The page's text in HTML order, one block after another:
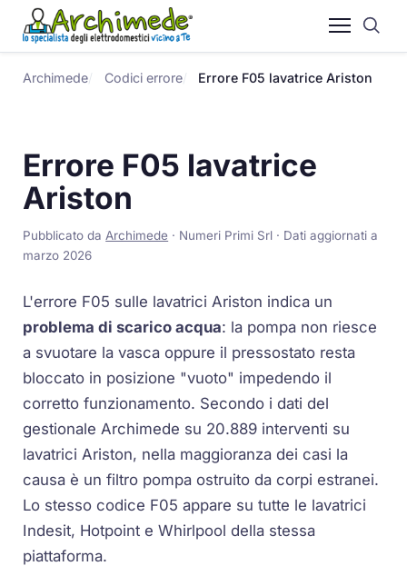
Archimede Codici errore Errore F05 lavatrice Ariston
Errore F05 lavatrice
Ariston
Pubblicato daArchimede · Numeri Primi Srl · Dati aggiornati a
marzo 2026
L'errore F05 sulle lavatrici Ariston indica un
problema di scarico acqua: la pompa non riesce
a svuotare la vasca oppure il pressostato resta
bloccato in posizione "vuoto" impedendo il
corretto funzionamento. Secondo i dati del
gestionale Archimede su 20.889 interventi su
lavatrici Ariston, nella maggioranza dei casi la
causa è un filtro pompa ostruito da corpi estranei.
Lo stesso codice F05 appare su tutte le lavatrici
Indesit, Hotpoint e Whirlpool della stessa
piattaforma.